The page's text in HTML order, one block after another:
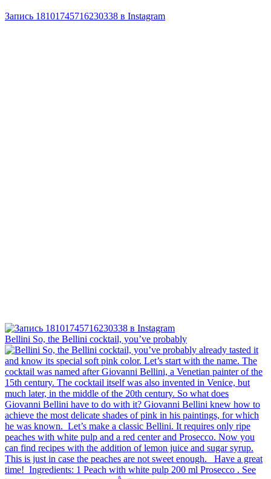
Запись 18101745716230338 в Instagram
Bellini⁠ So, the Bellini cocktail, you’ve probably